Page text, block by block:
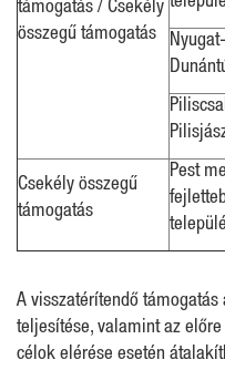
támogatás / Csekély
összegű támogatás
Nyugat-
Csekély összegű
támogatás
Pest
A visszatérítendő
teljesítése, valamint az
célok elérése esetén